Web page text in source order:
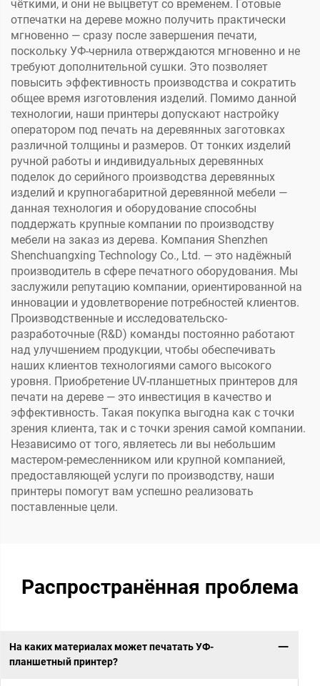
чёткими, и они не выцветут со временем. Готовые
отпечатки на дереве можно получить практически
мгновенно — сразу после завершения печати,
поскольку УФ-чернила отверждаются мгновенно и не
требуют дополнительной сушки. Это позволяет
повысить эффективность производства и сократить
общее время изготовления изделий. Помимо данной
технологии, наши принтеры допускают настройку
оператором под печать на деревянных заготовках
различной толщины и размеров. От тонких изделий
ручной работы и индивидуальных деревянных
поделок до серийного производства деревянных
изделий и крупногабаритной деревянной мебели —
данная технология и оборудование способны
поддержать крупные компании по производству
мебели на заказ из дерева. Компания Shenzhen
Shenchuangxing Technology Co., Ltd. — это надёжный
производитель в сфере печатного оборудования. Мы
заслужили репутацию компании, ориентированной на
инновации и удовлетворение потребностей клиентов.
Производственные и исследовательско-
разработочные (R&D) команды постоянно работают
над улучшением продукции, чтобы обеспечивать
наших клиентов технологиями самого высокого
уровня. Приобретение UV-планшетных принтеров для
печати на дереве — это инвестиция в качество и
эффективность. Такая покупка выгодна как с точки
зрения клиента, так и с точки зрения самой компании.
Независимо от того, являетесь ли вы небольшим
мастером-ремесленником или крупной компанией,
предоставляющей услуги по производству, наши
принтеры помогут вам успешно реализовать
поставленные цели.
Распространённая проблема
На каких материалах может печатать УФ-
планшетный принтер?